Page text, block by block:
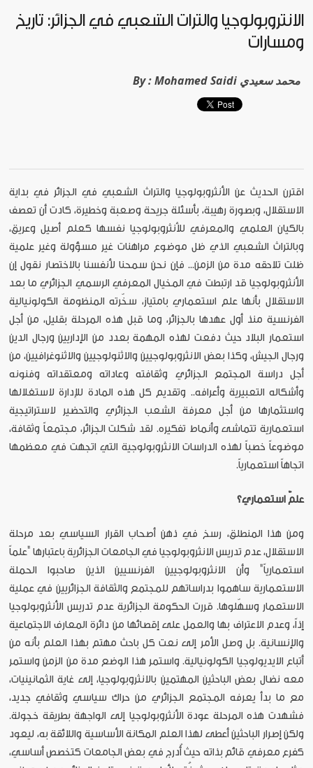
الأنثروبولوجيا والتراث الشعبي في الجزائر: تاريخ
ومسارات
By : Mohamed Saidi محمد سعيدي
اقترن الحديث عن الأنثروبولوجيا والتراث الشعبي في الجزائر في بداية
الاستقلال، وبصورة رهيبة، بأسئلة جريحة وصعبة وخطيرة، كادت أن تعصف
بالكيان العلمي والمعرفي للأنثروبولوجيا نفسها كعلم أصيل وعريق،
وبالتراث الشعبي الذي ظل موضوع مراهنات غير مسؤولة وغير علمية
ظلت تلاحقه مدة من الزمن... فإن نحن سمحنا لأنفسنا بالاختصار نقول إن
الأنثروبولوجيا قد ارتبطت في المخيال المعرفي الرسمي الجزائري ما بعد
الاستقلال بأنها علم استعماري بامتياز، سخّرته المنظومة الكولونيالية
الفرنسية منذ أول عهدها بالجزائر، وما قبل هذه المرحلة بقليل، من أجل
استعمار البلاد حيث دفعت لهذه المهمة بعدد من الإداريين ورجال الدين
ورجال الجيش، وكذا بعض الانثروبولوجيين والاثنولوجيين والاثنوغرافيين، من
أجل دراسة المجتمع الجزائري وثقافته وعاداته ومعتقداته وفنونه
وأشكاله التعبيرية وأعرافه.. وتقديم كل هذه المادة للإدارة لاستغلالها
واستثمارها من أجل معرفة الشعب الجزائري والتحضير لاستراتيجية
استعمارية تتماشى وأنماط تفكيره. لقد شكلت الجزائر، مجتمعاً وثقافة،
موضوعاً خصباً لهذه الدراسات الانثروبولوجية التي اتجهت في معظمها
اتجاهاً استعمارياً.
علمٌ استعماري؟
ومن هذا المنطلق، رسخ في ذهن أصحاب القرار السياسي بعد مرحلة
الاستقلال، عدم تدريس الانثروبولوجيا في الجامعات الجزائرية باعتبارها "علماً
استعمارياً" وأن الانثروبولوجيين الفرنسيين الذين صاحبوا الحملة
الاستعمارية ساهموا بدراساتهم للمجتمع والثقافة الجزائريين في عملية
الاستعمار وسهّلوها. قررت الحكومة الجزائرية عدم تدريس الأنثروبولوجيا
إذاً، وعدم الاعتراف بها والعمل على إقصائها من دائرة المعارف الاجتماعية
والإنسانية. بل وصل الأمر إلى نعت كل باحث مهتم بهذا العلم بأنه من
أتباع الايديولوجيا الكولونيالية. واستمر هذا الوضع مدة من الزمن واستمر
معه نضال بعض الباحثين المهتمين بالانثروبولوجيا، إلى غاية الثمانينيات،
مع ما بدأ يعرفه المجتمع الجزائري من حراك سياسي وثقافي جديد،
فشهدت هذه المرحلة عودة الأنثروبولوجيا إلى الواجهة بطريقة خجولة.
ولكن إصرار الباحثين أعطى لهذا العلم المكانة الأساسية واللائقة به، ليعود
كفرع معرفي قائم بذاته حيث أُدرج في بعض الجامعات كتخصص أساسي،